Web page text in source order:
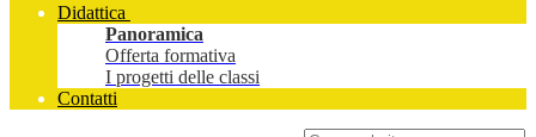
Didattica
Panoramica
Offerta formativa
I progetti delle classi
Contatti